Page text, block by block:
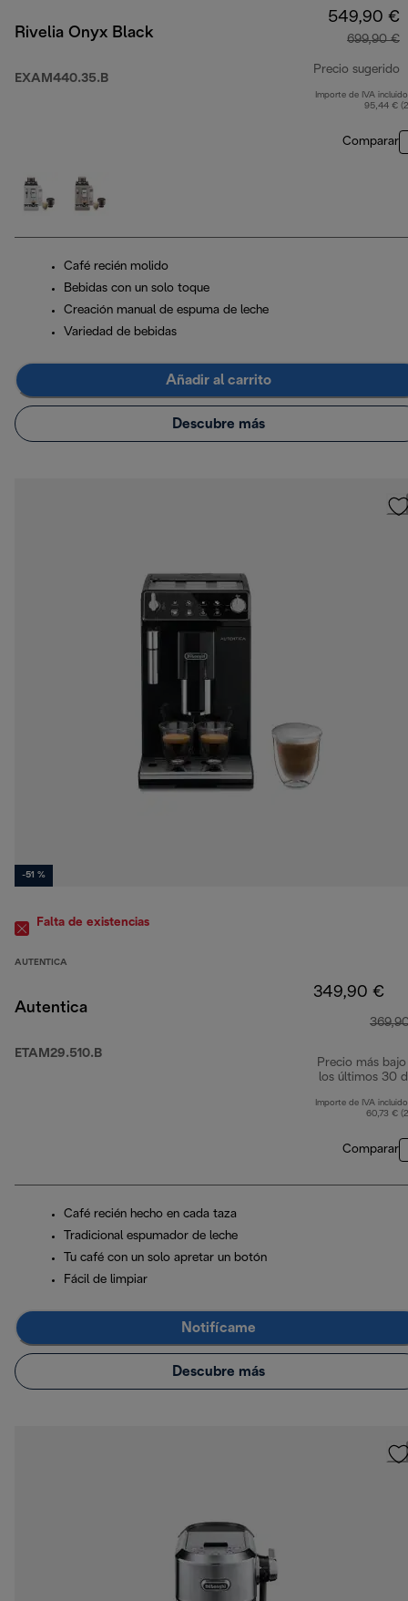
Rivelia Onyx Black
EXAM440.35.B
549,90 €
699,90 €
Precio sugerido
Importe de IVA
95,44 €
Comparar
Café recién molido
Bebidas con un solo toque
Creación manual de espuma de leche
Variedad de bebidas
Añadir al carrito
Descubre más
-51 %
Falta de existencias
AUTENTICA
Autentica
ETAM29.510.B
349,90 €
Precio más bajo
los últimos 30
Importe de IVA
60,73 €
Comparar
Café recién hecho en cada taza
Tradicional espumador de leche
Tu café con un solo apretar un botón
Fácil de limpiar
Notifícame
Descubre más